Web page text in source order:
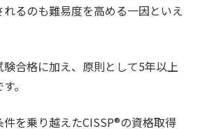
るのも難易度を高める一因といえ
合格に加え、原則として5年以上
。
を乗り越えたCISSP®の資格取得